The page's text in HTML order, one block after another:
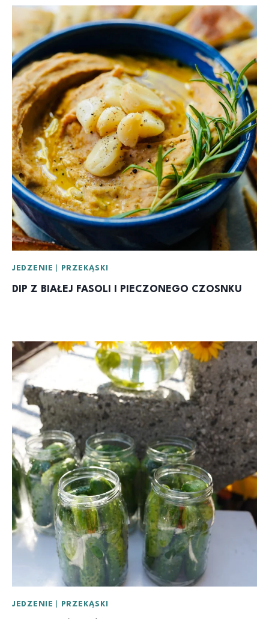
JEDZENIE PRZEKĄSKI
DIP Z BIAŁEJ FASOLI I PIECZONEGO CZOSNKU
JEDZENIE PRZEKĄSKI